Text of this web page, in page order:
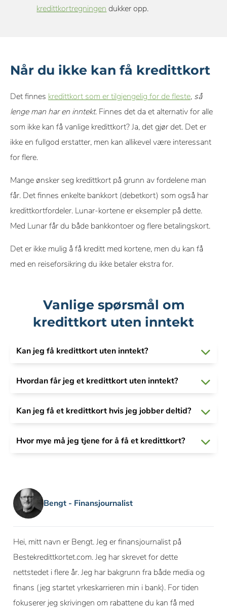
kredittkortregningen dukker opp.
Når du ikke kan få kredittkort
Det finnes kredittkort som er tilgjengelig for de fleste, så
lenge man har en inntekt. Finnes det da et alternativ for alle
som ikke kan få vanlige kredittkort? Ja, det gjør det. Det er
ikke en fullgod erstatter, men kan allikevel være interessant
for flere.
Mange ønsker seg kredittkort på grunn av fordelene man
får. Det finnes enkelte bankkort (debetkort) som også har
kredittkortfordeler. Lunar-kortene er eksempler på dette.
Med Lunar får du både bankkontoer og flere betalingskort.
Det er ikke mulig å få kreditt med kortene, men du kan få
med en reiseforsikring du ikke betaler ekstra for.
Vanlige spørsmål om
kredittkort uten inntekt
Kan jeg få kredittkort uten inntekt?
Hvordan får jeg et kredittkort uten inntekt?
Kan jeg få et kredittkort hvis jeg jobber deltid?
Hvor mye må jeg tjene for å få et kredittkort?
Bengt - Finansjournalist
Hei, mitt navn er Bengt. Jeg er finansjournalist på
Bestekredittkortet.com. Jeg har skrevet for dette
nettstedet i flere år. Jeg har bakgrunn fra både media og
finans (jeg startet yrkeskarrieren min i bank). For tiden
fokuserer jeg skrivingen om rabattene du kan få med